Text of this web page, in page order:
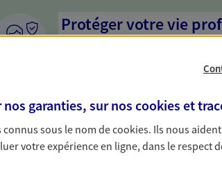
Protéger votre vie
Nous sommes à votre écoute
activité, mais aussi les risques liés
interlocuteur pour tous vos
garanties, sur noscookies et
sous le nom decookies. Ils nous
votre expérience en ligne, dans le respect